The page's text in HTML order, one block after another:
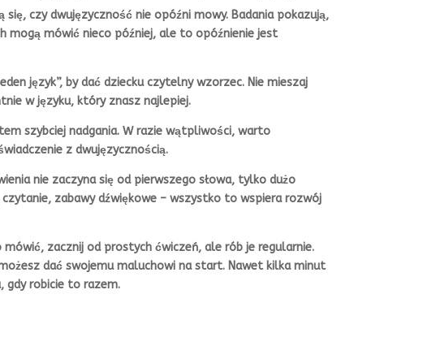
czy dwujęzyczność nie opóźni mowy. Badania pokazują,
mogą mówić nieco później, ale to opóźnienie jest
język”, by dać dziecku czytelny wzorzec. Nie mieszaj
w języku, który znasz najlepiej.
szybciej nadgania. W razie wątpliwości, warto
z dwujęzycznością.
nie zaczyna się od pierwszego słowa, tylko dużo
zabawy dźwiękowe – wszystko to wspiera rozwój
zacznij od prostych ćwiczeń, ale rób je regularnie.
dać swojemu maluchowi na start. Nawet kilka minut
gdy robicie to razem.